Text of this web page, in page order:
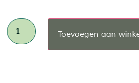
Toevoegen aan